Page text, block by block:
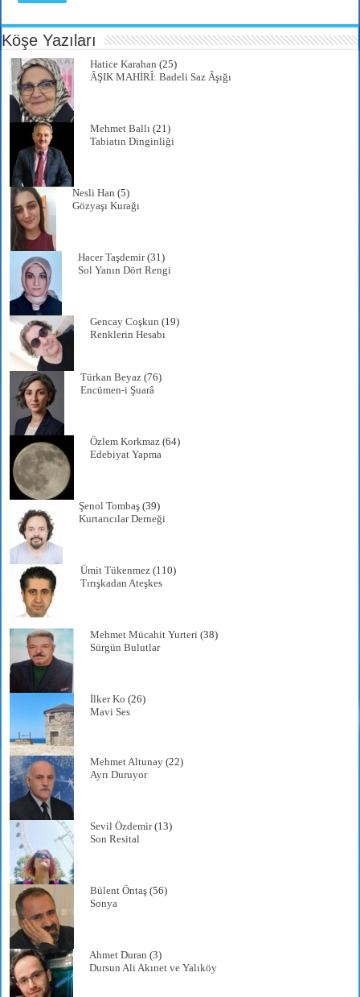
Köşe Yazıları
Hatice Karahan (25)
ÂŞIK MAHİRÎ: Badeli Saz Âşığı
Mehmet Ballı (21)
Tabiatın Dinginliği
Nesli Han (5)
Gözyaşı Kurağı
Hacer Taşdemir(31)
Sol Yanın Dört Rengi
Gencay Coşkun (19)
Renklerin Hesabı
Türkan Beyaz (76)
Encümen-i Şuarâ
Özlem Korkmaz (64)
Edebiyat Yapma
Şenol Tombaş (39)
Kurtarıcılar Derneği
Ümit Tükenmez (110)
Tırışkadan Ateşkes
Mehmet Mücahit Yurteri (38)
Sürgün Bulutlar
İlker Ko (26)
Mavi Ses
Mehmet Altunay (22)
Ayrı Duruyor
Sevil Özdemir(13)
Son Resital
Bülent Öntaş (56)
Sonya
Ahmet Duran (3)
Dursun Ali Akınet ve Yalıköy